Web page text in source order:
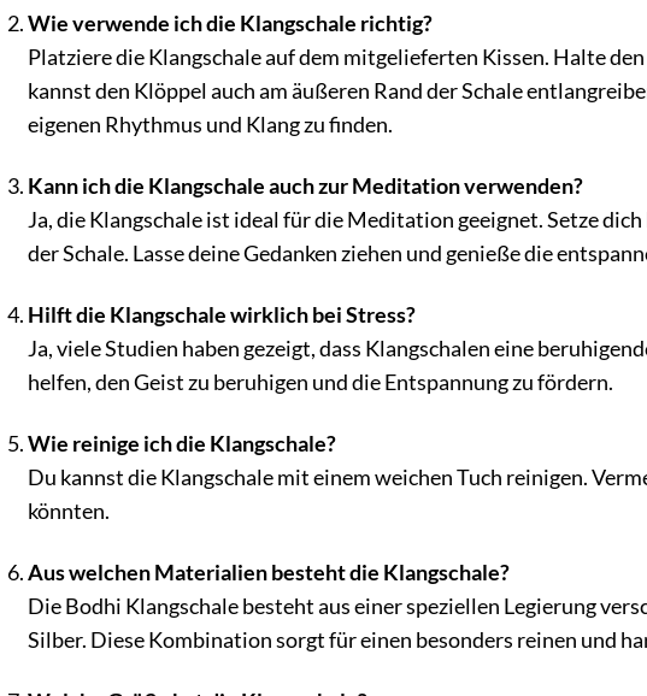
Wie verwende ich die Klangschale richtig?
Platziere die Klangschale auf dem mitgelieferten Kissen. Halte
kannst den Klöppel auch am äußeren Rand der Schale
eigenen Rhythmus und Klang zu finden.
Kann ich die Klangschale auch zur Meditation verwenden?
Ja, die Klangschale ist ideal für die Meditation geeignet. Setze
der Schale. Lasse deine Gedanken ziehen und genieße die
Hilft die Klangschale wirklich bei Stress?
Ja, viele Studien haben gezeigt, dass Klangschalen eine
helfen, den Geist zu beruhigen und die Entspannung zu fördern.
Wie reinige ich die Klangschale?
Du kannst die Klangschale mit einem weichen Tuch reinigen.
könnten.
Aus welchen Materialien besteht die Klangschale?
Die Bodhi Klangschale besteht aus einer speziellen Legierung
Silber. Diese Kombination sorgt für einen besonders reinen und